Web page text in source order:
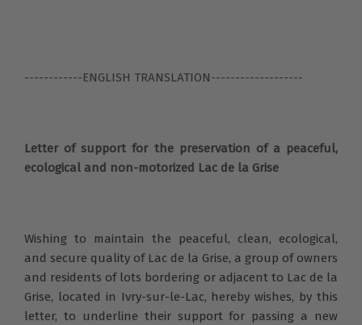
------------ENGLISH TRANSLATION-------------------
Letter of support for the preservation of a peaceful,
ecological and non-motorized Lac de la Grise
Wishing to maintain the peaceful, clean, ecological,
and secure quality of Lac de la Grise, a group of owners
and residents of lots bordering or adjacent to Lac de la
Grise, located in Ivry-sur-le-Lac, hereby wishes, by this
letter, to underline their support for passing a new